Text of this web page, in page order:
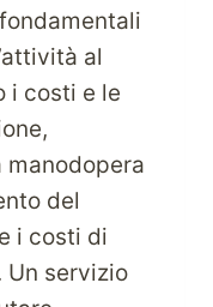
al
i costi e le
manodopera
del
i costi di
servizio